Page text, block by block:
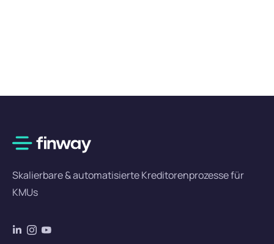
Skalierbare & automatisierte Kreditorenprozesse für
KMUs